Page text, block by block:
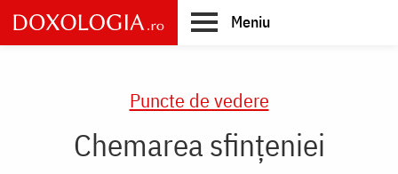
Skip
to
main
Meniu
Puncte de vedere
Chemarea sfințeniei